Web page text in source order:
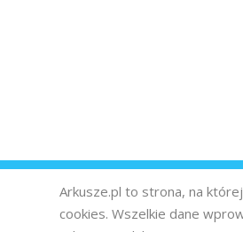
Arkusze.pl to strona, na
cookies. Wszelkie dane